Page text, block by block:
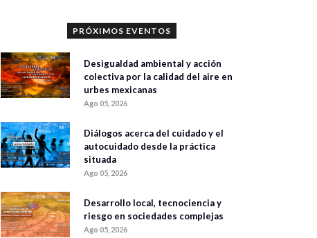
PRÓXIMOS EVENTOS
Desigualdad ambiental y acción
colectiva por la calidad del aire en
urbes mexicanas
Ago 05, 2026
Diálogos acerca del cuidado y el
autocuidado desde la práctica
situada
Ago 05, 2026
Desarrollo local, tecnociencia y
riesgo en sociedades complejas
Ago 05, 2026